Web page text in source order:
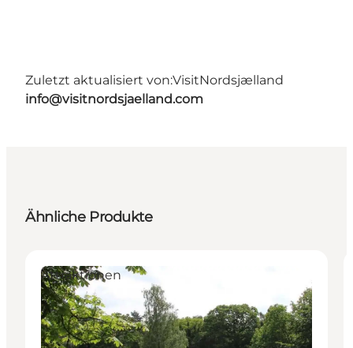
Zuletzt aktualisiert von:VisitNordsjælland
info@visitnordsjaelland.com
Ähnliche Produkte
Attraktionen